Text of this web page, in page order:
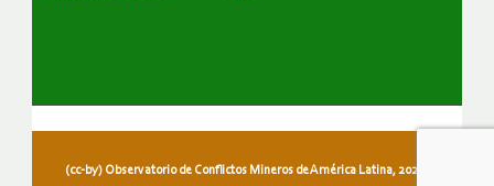
(cc-by) Observatorio de Conflictos Mineros de América Latina, 2026